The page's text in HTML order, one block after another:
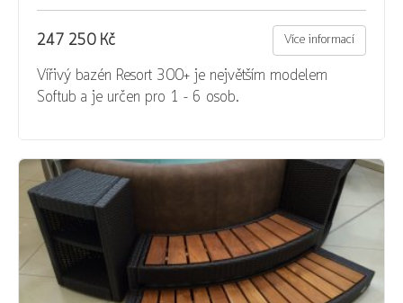
247 250 Kč Více informací
Vířivý bazén Resort 300+ je největším modelem
Softub a je určen pro 1 – 6 osob.